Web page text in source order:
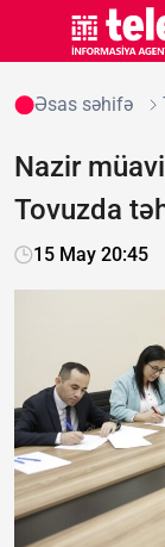
Əsas səhifə
Nazir
Tovuzda
15 May 20:45